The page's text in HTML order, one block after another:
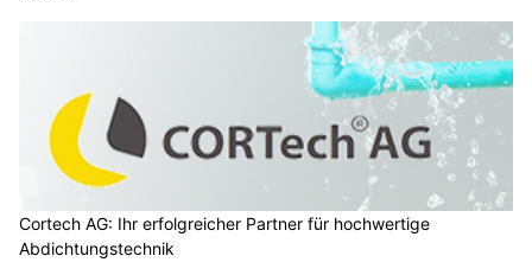
Cortech AG: Ihr erfolgreicher Partner für hochwertige
Abdichtungstechnik